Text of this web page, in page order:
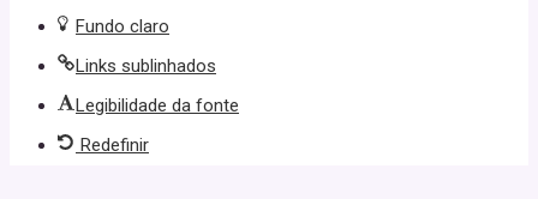
Fundo claro
Links sublinhados
Legibilidade da fonte
Redefinir